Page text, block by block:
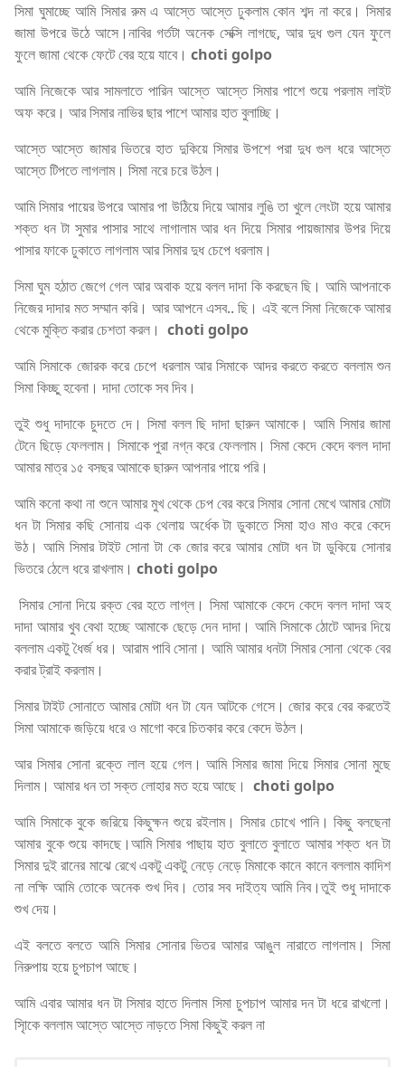
সিমা ঘুমাচ্ছে আমি সিমার রুম এ আস্তে আস্তে ঢুকলাম কোন শব্দ না করে। সিমার
জামা উপরে উঠে আসে।নাবির গর্তটা অনেক সেক্সি লাগছে, আর দুধ গুল যেন ফুলে
ফুলে জামা থেকে ফেটে বের হয়ে যাবে। choti golpo
আমি নিজেকে আর সামলাতে পারিন আস্তে আস্তে সিমার পাশে শুয়ে পরলাম লাইট
অফ করে। আর সিমার নাভির ছার পাশে আমার হাত বুলাচ্ছি।
আস্তে আস্তে জামার ভিতরে হাত দুকিয়ে সিমার উপশে পরা দুধ গুল ধরে আস্তে
আস্তে টিপতে লাগলাম। সিমা নরে চরে উঠল।
আমি সিমার পায়ের উপরে আমার পা উঠিয়ে দিয়ে আমার লুঙি তা খুলে লেংটা হয়ে আমার
শক্ত ধন টা সুমার পাসার সাথে লাগালাম আর ধন দিয়ে সিমার পায়জামার উপর দিয়ে
পাসার ফাকে ঢুকাতে লাগলাম আর সিমার দুধ চেপে ধরলাম।
সিমা ঘুম হঠাত জেগে গেল আর অবাক হয়ে বলল দাদা কি করছেন ছি। আমি আপনাকে
নিজের দাদার মত সম্মান করি। আর আপনে এসব.. ছি। এই বলে সিমা নিজেকে আমার
থেকে মুক্তি করার চেশতা করল। choti golpo
আমি সিমাকে জোরক করে চেপে ধরলাম আর সিমাকে আদর করতে করতে বললাম শুন
সিমা কিচ্ছু হবেনা। দাদা তোকে সব দিব।
তুই শুধু দাদাকে চুদতে দে। সিমা বলল ছি দাদা ছারুন আমাকে। আমি সিমার জামা
টেনে ছিড়ে ফেললাম। সিমাকে পুরা নগ্ন করে ফেললাম। সিমা কেদে কেদে বলল দাদা
আমার মাত্র ১৫ বসছর আমাকে ছারুন আপনার পায়ে পরি।
আমি কনো কথা না শুনে আমার মুখ থেকে চেপ বের করে সিমার সোনা মেখে আমার মোটা
ধন টা সিমার কছি সোনায় এক থেলায় অর্ধেক টা ডুকাতে সিমা হাও মাও করে কেদে
উঠ। আমি সিমার টাইট সোনা টা কে জোর করে আমার মোটা ধন টা ডুকিয়ে সোনার
ভিতরে ঠেলে ধরে রাখলাম। choti golpo
সিমার সোনা দিয়ে রক্ত বের হতে লাগ্ল। সিমা আমাকে কেদে কেদে বলল দাদা অহ
দাদা আমার খুব বেথা হচ্ছে আমাকে ছেড়ে দেন দাদা। আমি সিমাকে ঠোটে আদর দিয়ে
বললাম একটু ধৈর্জ ধর। আরাম পাবি সোনা। আমি আমার ধনটা সিমার সোনা থেকে বের
করার ট্রাই করলাম।
সিমার টাইট সোনাতে আমার মোটা ধন টা যেন আটকে গেসে। জোর করে বের করতেই
সিমা আমাকে জড়িয়ে ধরে ও মাগো করে চিতকার করে কেদে উঠল।
আর সিমার সোনা রক্তে লাল হয়ে গেল। আমি সিমার জামা দিয়ে সিমার সোনা মুছে
দিলাম। আমার ধন তা সক্ত লোহার মত হয়ে আছে। choti golpo
আমি সিমাকে বুকে জরিয়ে কিছুক্ষন শুয়ে রইলাম। সিমার চোখে পানি। কিছু বলছেনা
আমার বুকে শুয়ে কাদছে।আমি সিমার পাছায় হাত বুলাতে বুলাতে আমার শক্ত ধন টা
সিমার দুই রানের মাঝে রেখে একটু একটু নেড়ে নেড়ে মিমাকে কানে কানে বললাম কাদিশ
না লক্ষি আমি তোকে অনেক শুখ দিব। তোর সব দাইত্য আমি নিব।তুই শুধু দাদাকে
শুখ দেয়।
এই বলতে বলতে আমি সিমার সোনার ভিতর আমার আঙুল নারাতে লাগলাম। সিমা
নিরুপায় হয়ে চুপচাপ আছে।
আমি এবার আমার ধন টা সিমার হাতে দিলাম সিমা চুপচাপ আমার দন টা ধরে রাখলো।
সিৃাকে বললাম আস্তে আস্তে নাড়তে সিমা কিছুই করল না